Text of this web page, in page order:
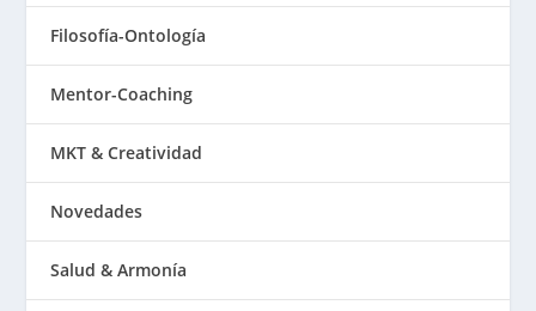
Filosofía-Ontología
Mentor-Coaching
MKT & Creatividad
Novedades
Salud & Armonía